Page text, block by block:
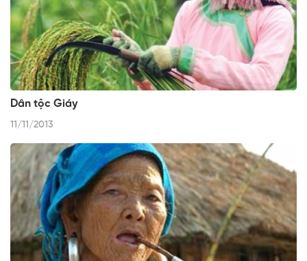
Dân tộc Giáy
11/11/2013